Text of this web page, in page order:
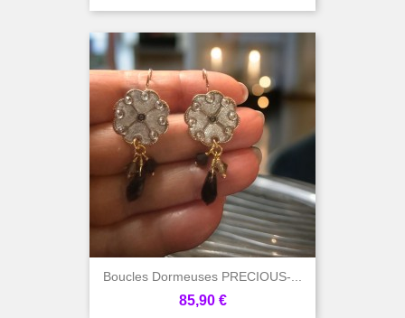
Boucles Dormeuses PRECIOUS-...
Prix
85,90 €